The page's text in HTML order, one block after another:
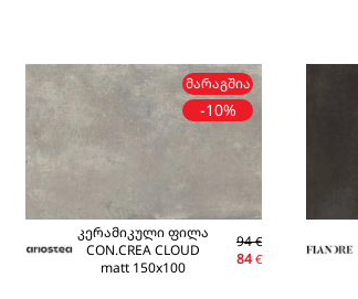
ᲛᲐᲠᲐᲒᲨᲘᲐ
-10%
კერამიკული ფილა
CON.CREA CLOUD
matt 150x100
94€
84€